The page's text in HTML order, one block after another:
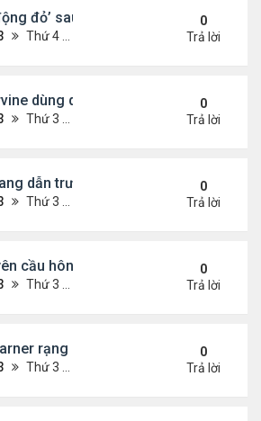
đỏ’ sau vụ phát hiện UAV mang
Thứ 4 Tháng 8 05, 2026 6:28 pm
0
Trả lời
dùng drone bắt kẻ trộm trong
Thứ 3 Tháng 8 04, 2026 6:20 pm
0
Trả lời
dẫn trước Cộng Hòa trong các
Thứ 3 Tháng 8 04, 2026 6:17 pm
0
Trả lời
cầu hôn lại chồng cũ
Thứ 3 Tháng 8 04, 2026 6:12 pm
0
Trả lời
rạng rỡ bên bạn trai kém 6 tuổi
Thứ 3 Tháng 8 04, 2026 6:06 pm
0
Trả lời